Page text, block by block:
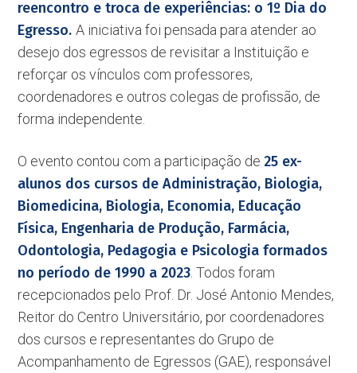
reencontro e troca de experiências: o 1º Dia do
Egresso.A iniciativa foi pensada para atender ao
desejo dos egressos de revisitar a Instituição e
reforçar os vínculos com professores,
coordenadores e outros colegas de profissão, de
forma independente.
O evento contou com a participação de 25 ex-
alunos dos cursos de Administração, Biologia,
Biomedicina, Biologia, Economia, Educação
Física, Engenharia de Produção, Farmácia,
Odontologia, Pedagogia e Psicologia formados
no período de 1990 a 2023. Todos foram
recepcionados pelo Prof. Dr. José Antonio Mendes,
Reitor do Centro Universitário, por coordenadores
dos cursos e representantes do Grupo de
Acompanhamento de Egressos (GAE), responsável